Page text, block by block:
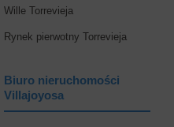
Wille Torrevieja
Rynek pierwotny Torrevieja
Biuro nieruchomości
Villajoyosa